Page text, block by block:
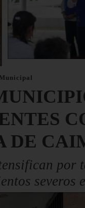
DE
por
severos